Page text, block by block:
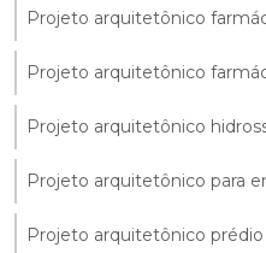
Projeto arquitetônico
Projeto arquitetônico
Projeto arquitetônico
Projeto arquitetônico para
Projeto arquitetônico